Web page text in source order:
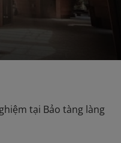
tại Bảo tàng làng